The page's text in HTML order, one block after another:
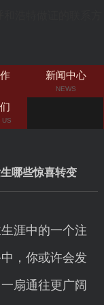
新闻中心
NEWS
US
哪些惊喜转变
涯中的一个注
，你或许会发
扇通往更广阔